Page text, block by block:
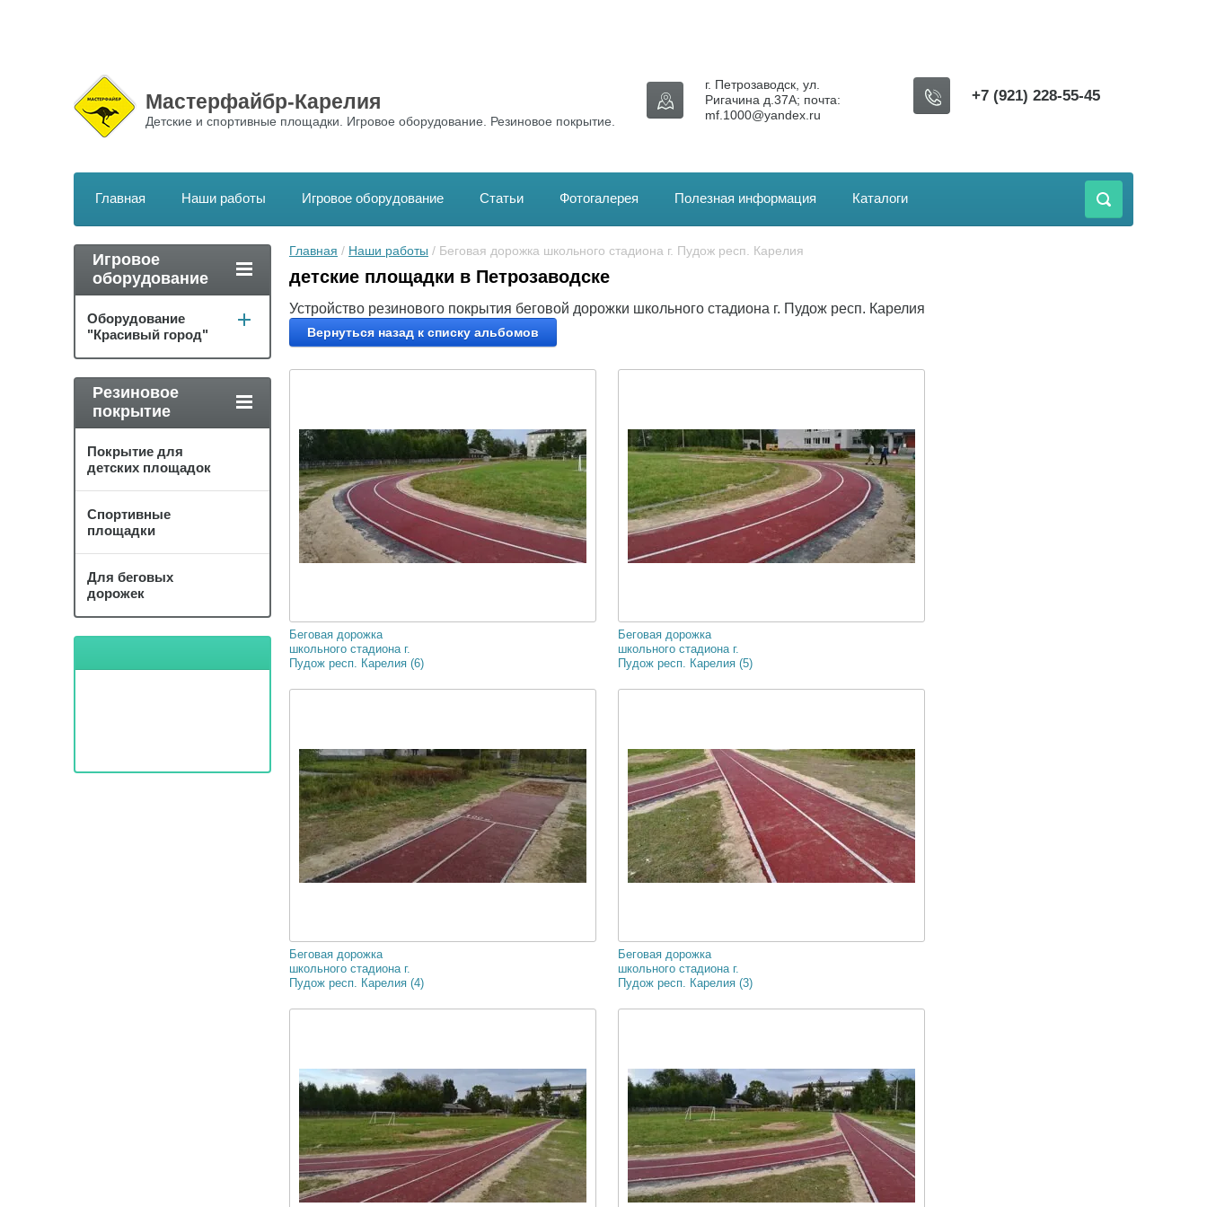
Мастерфайбр-Карелия
Детские и спортивные площадки. Игровое оборудование. Резиновое покрытие.
+7 (921) 228-55-45
г. Петрозаводск, ул.
Ригачина д.37А; почта:
mf.1000@yandex.ru
Главная Наши работы Игровое оборудование Статьи Фотогалерея Полезная информация Каталоги
Главная / Наши работы / Беговая дорожка школьного стадиона г. Пудож респ. Карелия
детские площадки в Петрозаводске
Устройство резинового покрытия беговой дорожки школьного стадиона г. Пудож респ. Карелия
Вернуться назад к списку альбомов
Беговая дорожка
школьного стадиона г.
Пудож респ. Карелия (6)
Беговая дорожка
школьного стадиона г.
Пудож респ. Карелия (5)
Беговая дорожка
школьного стадиона г.
Пудож респ. Карелия (4)
Беговая дорожка
школьного стадиона г.
Пудож респ. Карелия (3)
Игровое
оборудование
Оборудование
"Красивый город"
Резиновое
покрытие
Покрытие для
детских площадок
Спортивные
площадки
Для беговых
дорожек